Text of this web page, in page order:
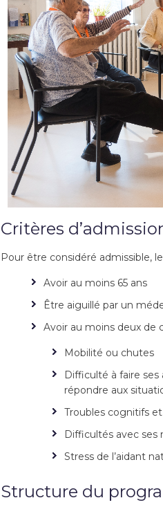
Critères
Pour être considéré admissible,
Avoir au moins 65 ans
Être aiguillé par un
Avoir au moins deux de
Mobilité ou chutes
Difficulté à faire
répondre aux
Troubles cognitifs
Difficultés avec ses
Stress de l’aidant
Structure du